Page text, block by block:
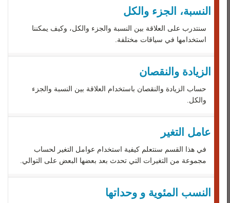
النسبة، الجزء والكل
سنتدرب على العلاقة بين النسبة والجزء والكل، وكيف يمكننا
استخدامها في سياقات مختلفة.
الزيادة والنقصان
حساب الزيادة والنقصان باستخدام العلاقة بين النسبة والجزء
والكل.
عامل التغير
في هذا القسم سنتعلم كيفية استخدام عوامل التغير لحساب
مجموعة من التغيرات التي تحدث بعد بعضها البعض على التوالي.
النسب المئوية و وحداتها
العام الدراسي 9
الإحصاء والاحتمالات
التعبيرات، المعادلات والدوال
الهندسة
رياضيات 1
رياضيات 3
رياضيات 4
رياضيات 5